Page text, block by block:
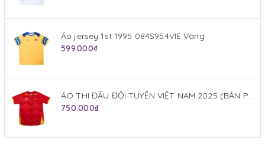
Áo jersey 1st 1995 084S954VIE Vàng
599.000₫
ÁO THI ĐẤU ĐỘI TUYỂN VIỆT NAM 2025 (BẢN PLAYER) JOGARBOLA SÂN NHÀ MÀU ĐỎ
750.000₫